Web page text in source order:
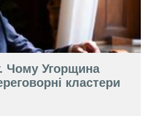
Чому Угорщина
кластери